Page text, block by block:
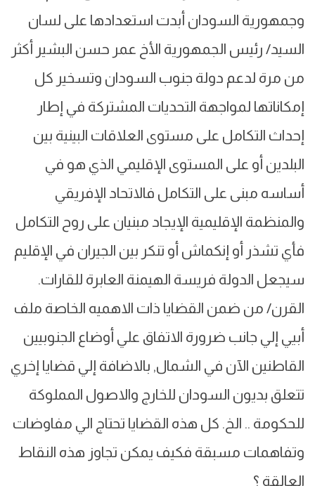
وجمهورية السودان أبدت استعدادها على لسان
السيد/ رئيس الجمهورية الأخ عمر حسن البشير أكثر
من مرة لدعم دولة جنوب السودان وتسخير كل
إمكاناتها لمواجهة التحديات المشتركة في إطار
إحداث التكامل على مستوى العلاقات البينية بين
البلدين أو على المستوى الإقليمي الذي هو في
أساسه مبنى على التكامل فالاتحاد الإفريقي
والمنظمة الإقليمية الإيجاد مبنيان على روح التكامل
فأي تشذر أو إنكماش أو تنكر بين الجيران في الإقليم
سيجعل الدولة فريسة الهيمنة العابرة للقارات.
القرن/ من ضمن القضايا ذات الاهميه الخاصة ملف
أبيي إلي جانب ضرورة الاتفاق علي أوضاع الجنوبيين
القاطنين الآن في الشمال, بالاضافة إلي قضايا إخري
تتعلق بديون السودان للخارج والاصول المملوكة
للحكومة .. الخ. كل هذه القضايا تحتاج الي مفاوضات
وتفاهمات مسبقة فكيف يمكن تجاوز هذه النقاط
العالقة ؟